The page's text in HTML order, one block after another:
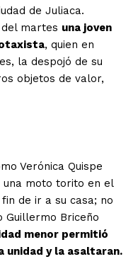
de Juliaca.
martes una joven
, quien en
la despojó de su
objetos de valor,
Verónica Quispe
moto torito en el
de ir a su casa; no
Briceño
menor permitió
unidad y la asaltaran.